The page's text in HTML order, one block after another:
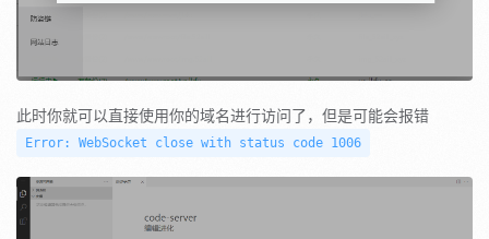
此时你就可以直接使用你的域名进行访问了，但是可能会报错
Error: WebSocket close with status code 1006